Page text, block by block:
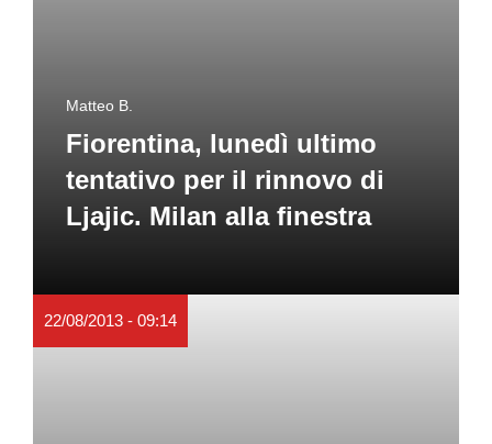
Matteo B.
Fiorentina, lunedì ultimo
tentativo per il rinnovo di
Ljajic. Milan alla finestra
22/08/2013 - 09:14